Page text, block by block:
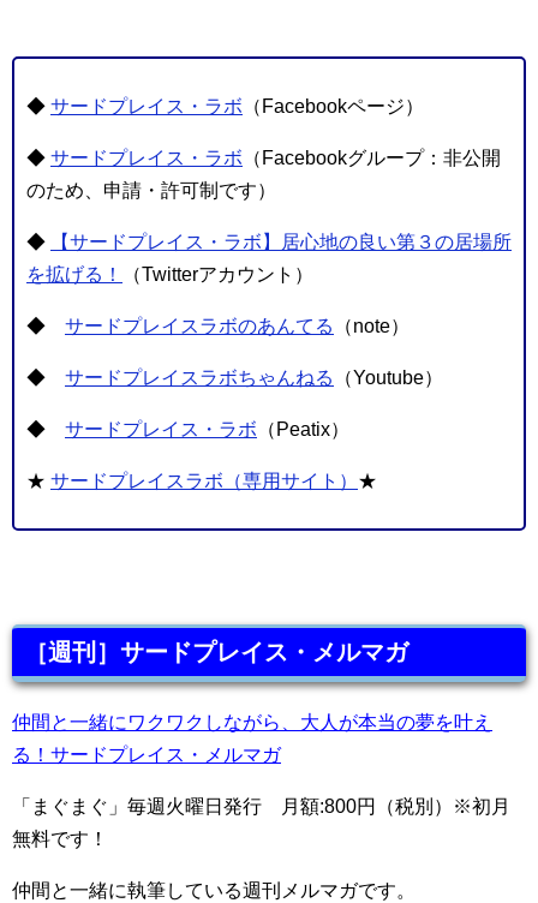
◆ サードプレイス・ラボ （Facebookページ）
◆ サードプレイス・ラボ （Facebookグループ：非公開
のため、申請・許可制です）
◆
【サードプレイス・ラボ】居心地の良い第３の居場所
を拡げる！
（Twitterアカウント）
◆ サードプレイスラボのあんてる （note）
◆ サードプレイスラボちゃんねる （Youtube）
◆ サードプレイス・ラボ （Peatix）
★ サードプレイスラボ（専用サイト） ★
［週刊］サードプレイス・メルマガ
仲間と一緒にワクワクしながら、大人が本当の夢を叶え
る！サードプレイス・メルマガ
「まぐまぐ」毎週火曜日発行 月額:800円（税別）※初月
無料です！
仲間と一緒に執筆している週刊メルマガです。